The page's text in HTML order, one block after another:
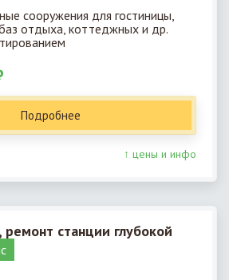
сооружения для гостиницы,
отдыха, коттеджных и др.
Подробнее
↑ цены и инфо
станции глубокой